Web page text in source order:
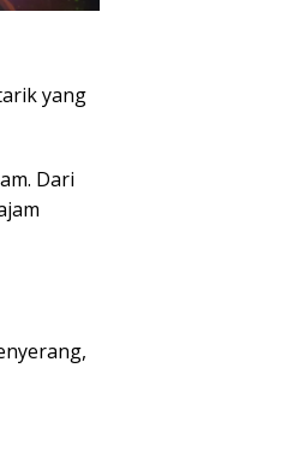
yang
Dari